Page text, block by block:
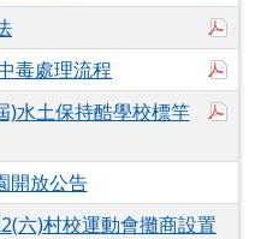
毒處理流程
)水土保持酷學校標竿
開放公告
六)村校運動會攤商設置